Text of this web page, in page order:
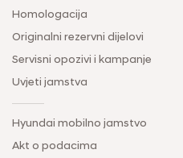
Homologacija
Originalni rezervni dijelovi
Servisni opozivi i kampanje
Uvjeti jamstva
Hyundai mobilno jamstvo
Akt o podacima